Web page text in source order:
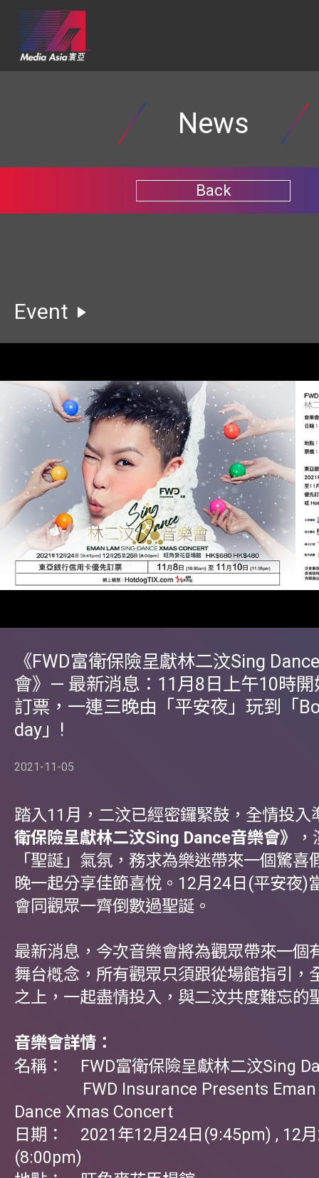
News
Back
Event
《FWD富衛保險呈獻林二汶Sing
會》— 最新消息：11月8日上午10時開
訂票，一連三晚由「平安夜」玩到「
day」!
2021-11-05
踏入11月，二汶已經密鑼緊鼓，全情投入
衛保險呈獻林二汶Sing Dance音樂會》
「聖誕」氣氛，務求為樂迷帶來一個驚喜
晚一起分享佳節喜悅。12月24日(平安夜)
會同觀眾一齊倒數過聖誕。
最新消息，今次音樂會將為觀眾帶來一個
舞台槪念，所有觀眾只須跟從場館指引，
之上，一起盡情投入，與二汶共度難忘的
音樂會詳情：
名稱： FWD富衛保險呈獻林二汶Sing
FWD Insurance Presents Eman
Dance Xmas Concert
日期： 2021年12月24日(9:45pm) , 12
(8:00pm)